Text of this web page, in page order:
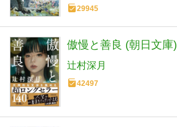
29945
傲慢と善良 (朝日文庫)
辻村深月
42497